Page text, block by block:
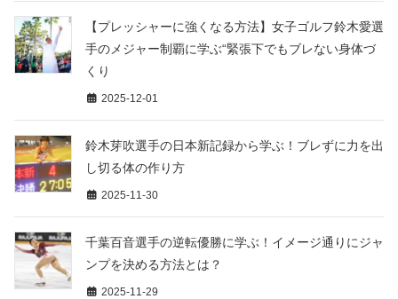
【プレッシャーに強くなる方法】女子ゴルフ鈴木愛選
手のメジャー制覇に学ぶ“緊張下でもブレない身体づ
くり
2025-12-01
鈴木芽吹選手の日本新記録から学ぶ！ブレずに力を出
し切る体の作り方
2025-11-30
千葉百音選手の逆転優勝に学ぶ！イメージ通りにジャ
ンプを決める方法とは？
2025-11-29